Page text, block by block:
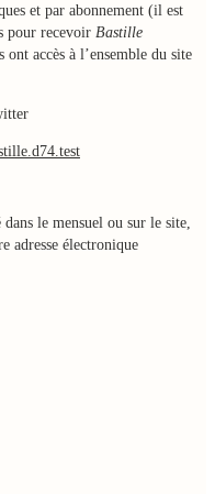
et par abonnement (il est
pour recevoir Bastille
accès à l’ensemble du site
le mensuel ou sur le site,
adresse électronique